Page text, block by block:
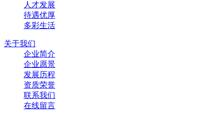
人才发展
待遇优厚
多彩生活
关于我们
企业简介
企业愿景
发展历程
资质荣誉
联系我们
在线留言